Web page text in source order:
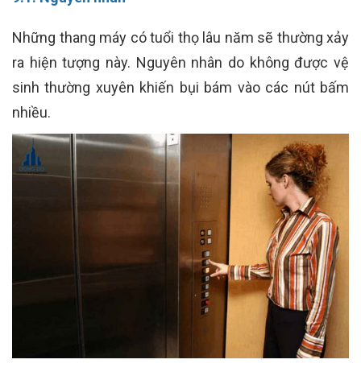
Những thang máy có tuổi thọ lâu năm sẽ thường xảy
ra hiện tượng này. Nguyên nhân do không được vệ
sinh thường xuyên khiến bụi bám vào các nút bấm
nhiều.